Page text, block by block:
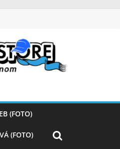
(FOTO)
(FOTO)